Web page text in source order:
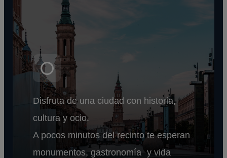
Disfruta de una ciudad con historia,
cultura y ocio.
A pocos minutos del recinto te esperan
monumentos, gastronomía y vida